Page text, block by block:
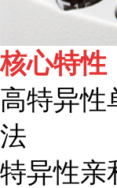
核心特性
高特异性
法
特异性亲